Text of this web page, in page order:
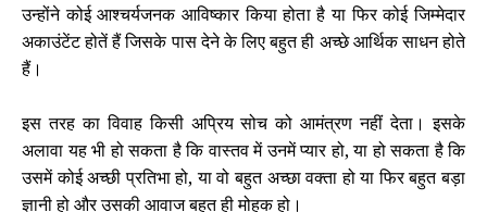
उन्होंने कोई आश्चर्यजनक आविष्कार किया होता है या फिर कोई जिम्मेदार
अकाउंटेंट होतें हैं जिसके पास देने के लिए बहुत ही अच्छे आर्थिक साधन होते
हैं।
इस तरह का विवाह किसी अप्रिय सोच को आमंत्रण नहीं देता। इसके
अलावा यह भी हो सकता है कि वास्तव में उनमें प्यार हो, या हो सकता है कि
उसमें कोई अच्छी प्रतिभा हो, या वो बहुत अच्छा वक्ता हो या फिर बहुत बड़ा
ज्ञानी हो और उसकी आवाज बहुत ही मोहक हो।